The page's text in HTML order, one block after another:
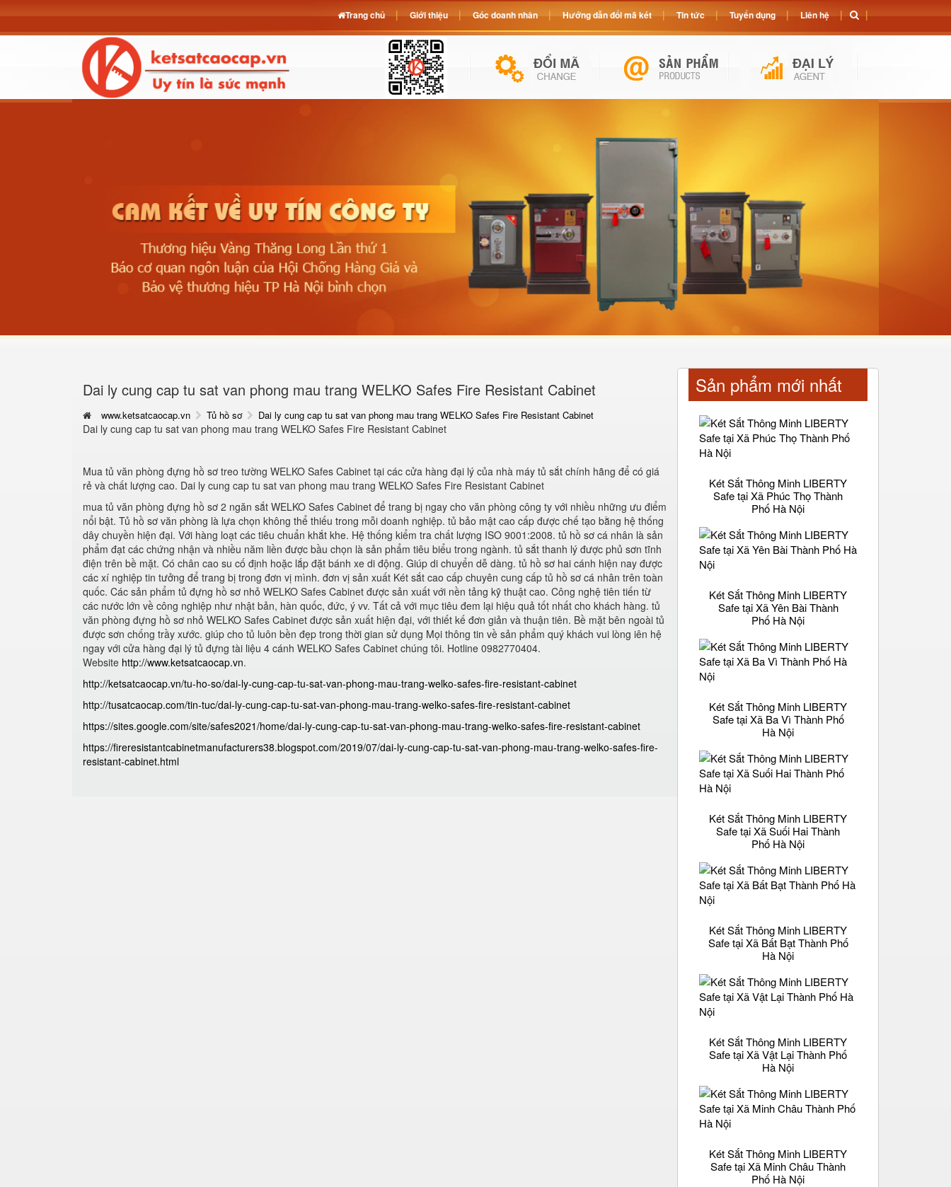
Dai ly cung cap tu sat van phong mau trang WELKO Safes Fire Resistant Cabinet
www.ketsatcaocap.vn Tủ hồ sơ Dai ly cung cap tu sat van phong mau trang WELKO Safes Fire Resistant Cabinet
Dai ly cung cap tu sat van phong mau trang WELKO Safes Fire Resistant Cabinet
Mua tủ văn phòng đựng hồ sơ treo tường WELKO Safes Cabinet tại các cửa hàng đại lý của nhà máy tủ sắt chính hãng để có giá
rẻ và chất lượng cao. Dai ly cung cap tu sat van phong mau trang WELKO Safes Fire Resistant Cabinet
mua tủ văn phòng đựng hồ sơ 2 ngăn sắt WELKO Safes Cabinet để trang bị ngay cho văn phòng công ty với nhiều những ưu điểm
nổi bật. Tủ hồ sơ văn phòng là lựa chọn không thể thiếu trong mỗi doanh nghiệp. tủ bảo mật cao cấp được chế tạo bằng hệ thống
dây chuyền hiện đại. Với hàng loạt các tiêu chuẩn khắt khe. Hệ thống kiểm tra chất lượng ISO 9001:2008. tủ hồ sơ cá nhân là sản
phẩm đạt các chứng nhận và nhiều năm liền được bầu chọn là sản phẩm tiêu biểu trong ngành. tủ sắt thanh lý được phủ sơn tĩnh
điện trên bề mặt. Có chân cao su cố định hoặc lắp đặt bánh xe di động. Giúp di chuyển dễ dàng. tủ hồ sơ hai cánh hiện nay được
các xí nghiệp tin tưởng để trang bị trong đơn vị mình. đơn vị sản xuất Két sắt cao cấp chuyên cung cấp tủ hồ sơ cá nhân trên toàn
quốc. Các sản phẩm tủ đựng hồ sơ nhỏ WELKO Safes Cabinet được sản xuất với nền tảng kỹ thuật cao. Công nghệ tiên tiến từ
các nước lớn về công nghiệp như nhật bản, hàn quốc, đức, ý vv. Tất cả với mục tiêu đem lại hiệu quả tốt nhất cho khách hàng. tủ
văn phòng đựng hồ sơ nhỏ WELKO Safes Cabinet được sản xuất hiện đại, với thiết kế đơn giản và thuận tiên. Bề mặt bên ngoài tủ
được sơn chống trầy xước. giúp cho tủ luôn bền đẹp trong thời gian sử dụng Mọi thông tin về sản phẩm quý khách vui lòng iên hệ
ngay với cửa hàng đại lý tủ đựng tài liệu 4 cánh WELKO Safes Cabinet chúng tôi. Hotline 0982770404.
Website http://www.ketsatcaocap.vn.
http://ketsatcaocap.vn/tu-ho-so/dai-ly-cung-cap-tu-sat-van-phong-mau-trang-welko-safes-fire-resistant-cabinet
http://tusatcaocap.com/tin-tuc/dai-ly-cung-cap-tu-sat-van-phong-mau-trang-welko-safes-fire-resistant-cabinet
https://sites.google.com/site/safes2021/home/dai-ly-cung-cap-tu-sat-van-phong-mau-trang-welko-safes-fire-resistant-cabinet
https://fireresistantcabinetmanufacturers38.blogspot.com/2019/07/dai-ly-cung-cap-tu-sat-van-phong-mau-trang-welko-safes-fire-
resistant-cabinet.html
Sản phẩm mới nhất
Két Sắt Thông Minh LIBERTY
Safe tại Xã Phúc Thọ Thành
Phố Hà Nội
Két Sắt Thông Minh LIBERTY
Safe tại Xã Yên Bài Thành
Phố Hà Nội
Két Sắt Thông Minh LIBERTY
Safe tại Xã Ba Vì Thành Phố
Hà Nội
Két Sắt Thông Minh LIBERTY
Safe tại Xã Suối Hai Thành
Phố Hà Nội
Két Sắt Thông Minh LIBERTY
Safe tại Xã Bất Bạt Thành Phố
Hà Nội
Két Sắt Thông Minh LIBERTY
Safe tại Xã Vật Lại Thành Phố
Hà Nội
Két Sắt Thông Minh LIBERTY
Safe tại Xã Minh Châu Thành
Phố Hà Nội
Trang chủ Giới thiệu Góc doanh nhân Hướng dẫn đổi mã két Tin tức Tuyển dụng Liên hệ